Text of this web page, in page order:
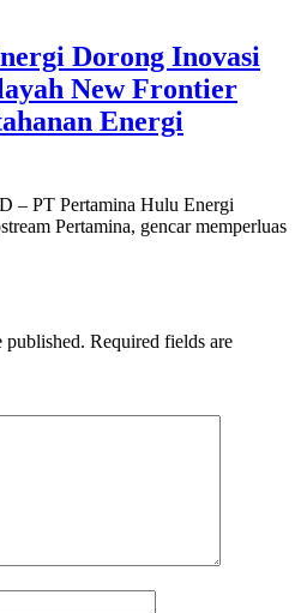
Dorong Inovasi
New Frontier
Energi
PT Pertamina Hulu Energi
Pertamina, gencar memperluas
published. Required fields are